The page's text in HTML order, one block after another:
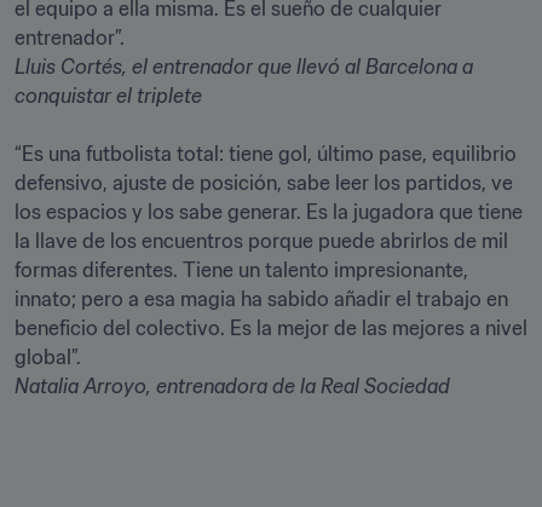
el equipo a ella misma. Es el sueño de cualquier
Lluis Cortés, el entrenador que llevó al Barcelona a
conquistar el triplete
“Es una futbolista total: tiene gol, último pase, equilibrio
defensivo, ajuste de posición, sabe leer los partidos, ve
los espacios y los sabe generar. Es la jugadora que tiene
la llave de los encuentros porque puede abrirlos de mil
formas diferentes. Tiene un talento impresionante,
innato; pero a esa magia ha sabido añadir el trabajo en
beneficio del colectivo. Es la mejor de las mejores a nivel
Natalia Arroyo, entrenadora de la Real Sociedad